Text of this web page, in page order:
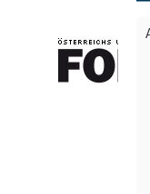
FONDS